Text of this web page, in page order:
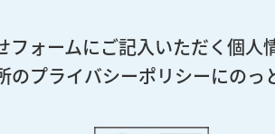
フォームにご記入いただく個人
のプライバシーポリシーにのっ